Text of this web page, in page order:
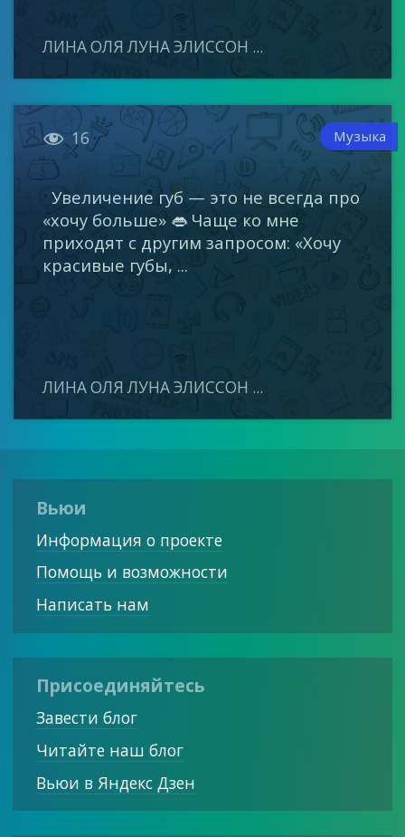
ЛИНА ОЛЯ ЛУНА ЭЛИССОН ...
 16 Музыка
Увеличение губ — это не всегда про
«хочу больше» 👄 Чаще ко мне
приходят с другим запросом: «Хочу
красивые губы, ...
ЛИНА ОЛЯ ЛУНА ЭЛИССОН ...
Вьюи
Информация о проекте
Помощь и возможности
Написать нам
Присоединяйтесь
Завести блог
Читайте наш блог
Вьюи в Яндекс Дзен